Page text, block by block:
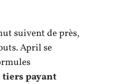
suivent de près,
April se
tiers payant